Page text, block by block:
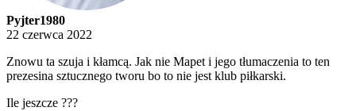
Pyjter1980
22 czerwca 2022
Znowu ta szuja i kłamcą. Jak nie Mapet i jego tłumaczenia to ten
prezesina sztucznego tworu bo to nie jest klub piłkarski.
Ile jeszcze ???